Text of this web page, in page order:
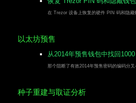
在 Trezor 设备上恢复的硬件 PIN 码和隐藏
以太坊预售
从2014年预售钱包中找回
那个阻断了有效2014年预售密码的编码分
种子重建与取证分析